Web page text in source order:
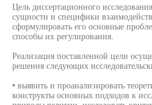
Цель диссертационного
сущности и специфики
сформулировать его основные
способы их регулирования.
Реализация поставленной цели
решения следующих
• выявить и проанализировать
конструкты основных подходов к